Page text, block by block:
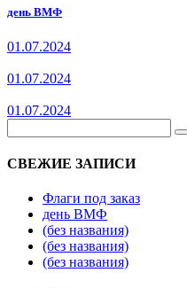
день ВМФ
01.07.2024
01.07.2024
01.07.2024
СВЕЖИЕ ЗАПИСИ
Флаги под заказ
день ВМФ
(без названия)
(без названия)
(без названия)